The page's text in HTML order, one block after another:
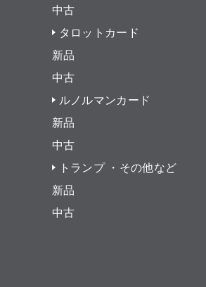
中古
タロットカード
新品
中古
ルノルマンカード
新品
中古
トランプ ・その他など
新品
中古